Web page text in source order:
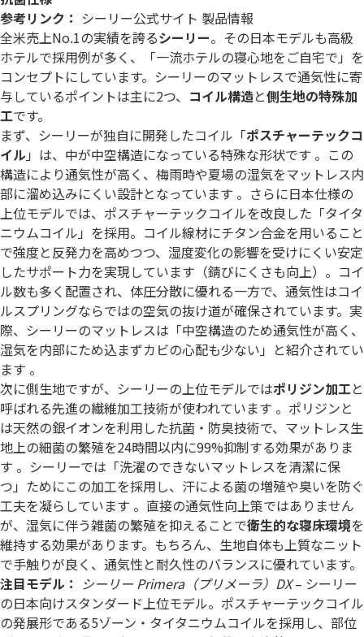
参考リンク： シーリー公式サイト 製品情報
全米売上No.1の実績を誇るシーリー。その日本モデルも高級
ホテルで採用例が多く、「一流ホテルの寝心地をご自宅で」を
コンセプトにしています。シーリーのマットレスで通気性に寄
与しているポイントは主に2つ、 コイル構造と側生地の特殊加
工です。
まず、シーリーが独自に開発したコイル「ポスチャーテックコ
イル 」は、中が中空構造になっている特殊な形状です 。この
構造により通気性が高く、梅雨時や夏場の湿気をマットレス内
部に溜め込みにくい設計となっています 。さらに日本仕様の
上位モデルでは、ポスチャーテックコイルを改良した「タイタ
ニウムコイル」を採用。コイル線材にチタン合金を用いること
で強度と反発力を高めつつ、湿度変化の影響を受けにくい安定
したサポート力を実現しています（錆びにくさも向上）。コイ
ル数も多く配置され、体圧分散に優れる一方で、通気性はコイ
ルスプリングならではの空気の抜け道が確保されています。実
際、シーリーのマットレスは「中空構造のため通気性が高く、
湿気を内部にため込まずカビの心配も少ない」と紹介されてい
ます 。
次に側生地ですが、シーリーの上位モデルではポリジン加工と
呼ばれる先進の繊維加工技術が使われています 。ポリジンと
は天然の銀イオンを利用した抗菌・防臭技術で、マットレス生
地上の細菌の繁殖を24時間以内に99%抑制する効果がありま
す 。シーリーでは「洗濯のできないマットレスを清潔に保
つ」ためにこの加工を採用し、汗による菌の増殖や臭いを防ぐ
工夫を凝らしています 。直接の通気性向上策ではありません
が、湿気に伴う雑菌の繁殖を抑えることで衛生的な寝床環境を
維持する効果があります。もちろん、生地自体も上質なニット
で手触りが良く、通気性と耐久性のバランスに優れています。
注目モデル： シーリー Primera（プリメーラ）DX– シーリー
の日本向けスタンダード上位モデル。ポスチャーテックコイル
の発展形である5ゾーン・タイタニウムコイルを採用し、部位